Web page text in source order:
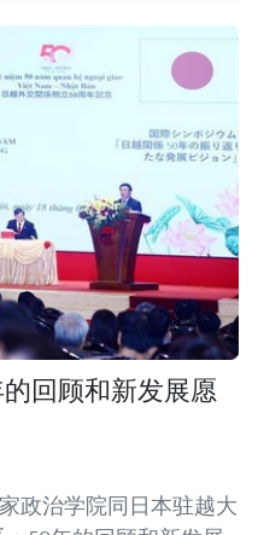
回顾和新发展愿
政治学院同日本驻越大